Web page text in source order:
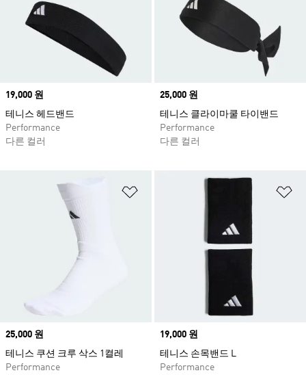
Price
19,000 원
테니스 헤드밴드
Performance
다른 컬러
Price
25,000 원
테니스 클라이마쿨 타이밴드
Performance
다른 컬러
위시리스트 담기
Price
25,000 원
테니스 쿠션 크루 삭스 1켤레
Performance
Price
19,000 원
테니스 손목밴드 L
Performance